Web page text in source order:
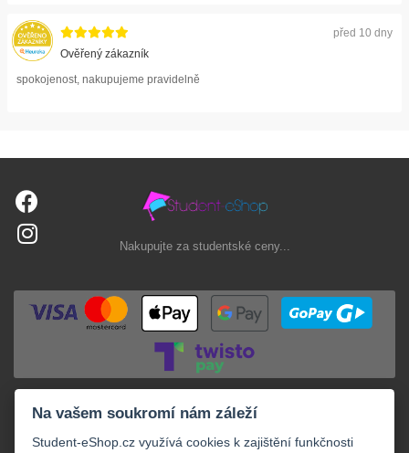
před 10 dny
Ověřený zákazník
spokojenost, nakupujeme pravidelně
Nakupujte za studentské ceny...
Na vašem soukromí nám záleží
Student-eShop.cz využívá cookies k zajištění funkčnosti